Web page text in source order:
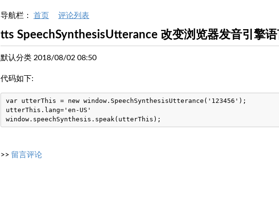
导航栏： 首页 评论列表
tts SpeechSynthesisUtterance 改变浏览器发音引擎
默认分类 2018/08/02 08:50
代码如下:
var utterThis = new window.SpeechSynthesisUtterance('123456');
utterThis.lang='en-US'
>> 留言评论